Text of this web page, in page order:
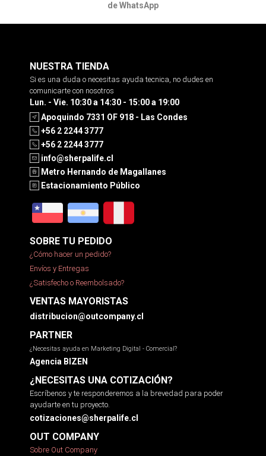
de WhatsApp
NUESTRA TIENDA
Si es una duda o necesitas ayuda tecnica, no dudes en
comunicarte con nosotros
Lun. - Vie. 10:30 a 14:30 - 15:00 a 19:00
Apoquindo 7331 OF 918 - Las Condes
+56 2 2244 3777
+56 2 2244 3777
info@sherpalife.cl
Metro Hernando de Magallanes
Estacionamiento Público
SOBRE TU PEDIDO
¿Cómo hacer un pedido?
Envíos y Entregas
¿Satisfecho o Reembolsado?
VENTAS MAYORISTAS
distribucion@outcompany.cl
PARTNER
¿Necesitas ayuda en Marketing Digital - Comercial?
Agencia BIZEN
¿NECESITAS UNA COTIZACIÓN?
Escríbenos y te responderemos a la brevedad para poder
ayudarte en tu proyecto.
cotizaciones@sherpalife.cl
OUT COMPANY
Sobre Out Company